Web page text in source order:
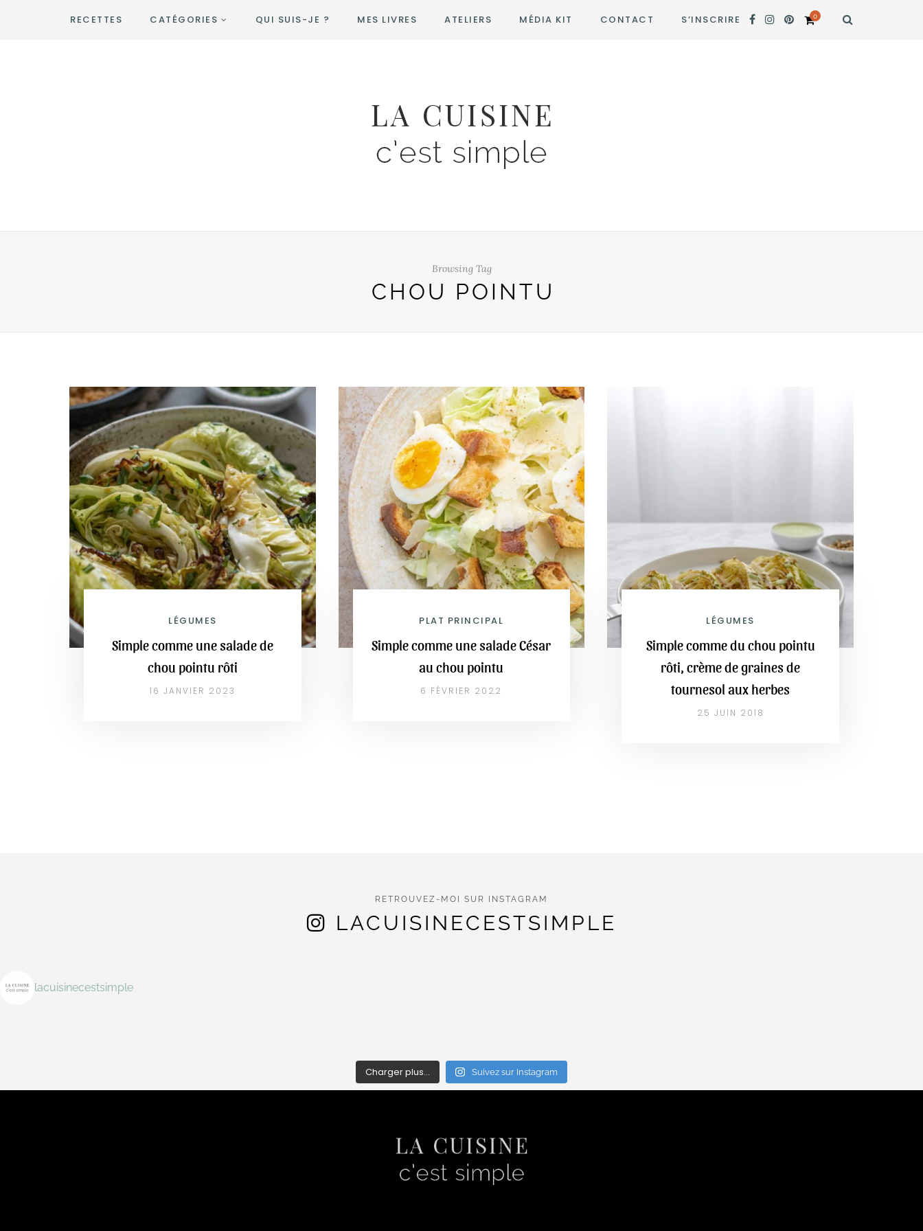
RECETTES CATÉGORIES QUI SUIS-JE ? MES LIVRES ATELIERS MÉDIA KIT CONTACT S’INSCRIRE 0
Browsing Tag
CHOU POINTU
LÉGUMES
Simple comme une salade de
chou pointu rôti
16 JANVIER 2023
PLAT PRINCIPAL
Simple comme une salade César
au chou pointu
6 FÉVRIER 2022
LÉGUMES
Simple comme du chou pointu
rôti, crème de graines de
tournesol aux herbes
25 JUIN 2018
RETROUVEZ-MOI SUR INSTAGRAM
LACUISINECESTSIMPLE
lacuisinecestsimple
Charger plus… Suivez sur Instagram